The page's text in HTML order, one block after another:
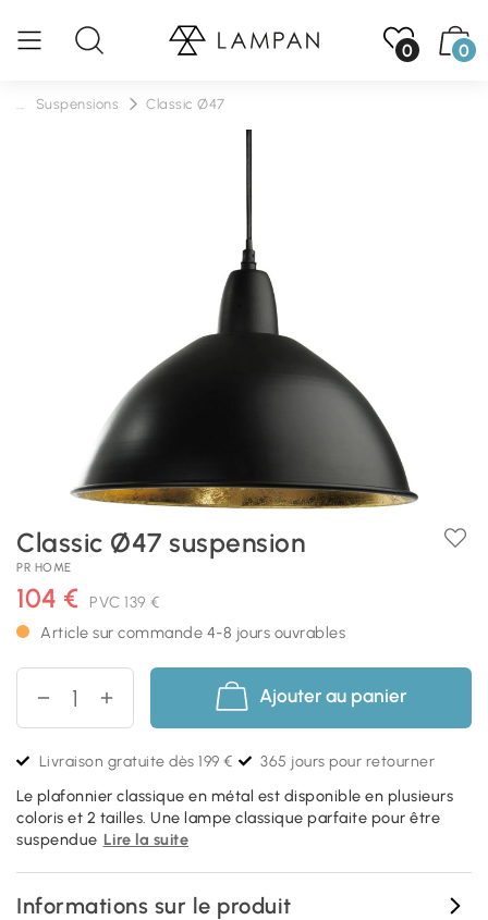
0 0
Suspensions Classic Ø47
Classic Ø47 suspension
PR HOME
104 € PVC 139 €
Article sur commande 4-8 jours ouvrables
Ajouter au panier
Livraison gratuite dès 199 € 365 jours pour retourner
Le plafonnier classique en métal est disponible en plusieurs
coloris et 2 tailles. Une lampe classique parfaite pour être
suspendue Lire la suite
Informations sur le produit